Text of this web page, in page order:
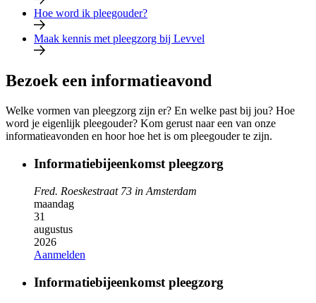
Hoe word ik pleegouder?
Maak kennis met pleegzorg bij Levvel
Bezoek een informatieavond
Welke vormen van pleegzorg zijn er? En welke past bij jou? Hoe
word je eigenlijk pleegouder? Kom gerust naar een van onze
informatieavonden en hoor hoe het is om pleegouder te zijn.
Informatiebijeenkomst pleegzorg
Fred. Roeskestraat 73 in Amsterdam
maandag
31
augustus
2026
Aanmelden
Informatiebijeenkomst pleegzorg